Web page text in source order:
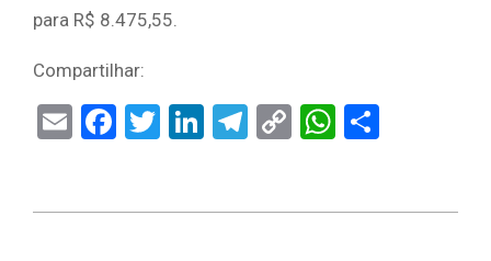
para R$ 8.475,55.
Compartilhar:
EmailFacebook
Twitter
LinkedIn
Telegram
Copy